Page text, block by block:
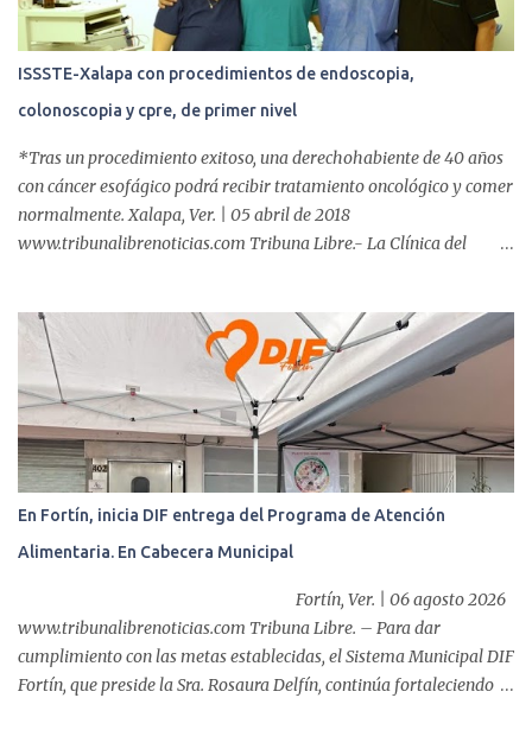
ISSSTE-Xalapa con procedimientos de endoscopia,
colonoscopia y cpre, de primer nivel
*Tras un procedimiento exitoso, una derechohabiente de 40 años
con cáncer esofágico podrá recibir tratamiento oncológico y comer
normalmente. Xalapa, Ver. | 05 abril de 2018
www.tribunalibrenoticias.com Tribuna Libre.- La Clínica del
incluyen endoscopia, colonoscopia y colangiopancreatografía
retrógrada endoscópica (CPRE), con equipo de alta tecnología de
videoendoscopia gástrica y con especialistas certificados. Además
se cuenta con endoscopios de última tecnología que permiten
diagnósticos con mayor certeza y sin dolor para el paciente, a
través de la atención de un equipo de profesionales
multidisciplinario: tres endoscopistas, anestesiólogo y personal
auxiliar y de enfermería. En esta semana, se realizó un nuevo caso
de éxito, pues a través de la colocación de un stent metálico
esofágico, una derechohabiente con un tumor en el ...
En Fortín, inicia DIF entrega del Programa de Atención
Alimentaria. En Cabecera Municipal
Fortín, Ver. | 06 agosto 2026
www.tribunalibrenoticias.com Tribuna Libre. – Para dar
cumplimiento con las metas establecidas, el Sistema Municipal DIF
Fortín, que preside la Sra. Rosaura Delfín, continúa fortaleciendo